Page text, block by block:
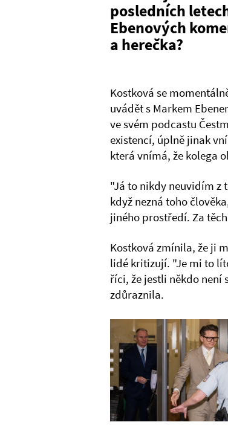
posledních
Ebenových
a herečka?
Kostková se
uvádět s Markem
ve svém podcastu
existencí, úplně jinak
která vnímá, že kolega
"Já to nikdy neuvidím z
když nezná toho
jiného prostředí. Za
Kostková zmínila, že ji
lidé kritizují. "Je mi to
říci, že jestli někdo není
zdůraznila.